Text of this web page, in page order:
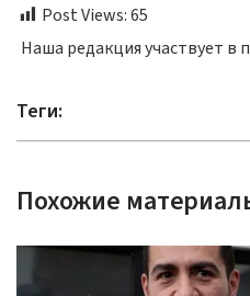
Post Views:65
Наша редакция участвует в
Теги:
Похожие